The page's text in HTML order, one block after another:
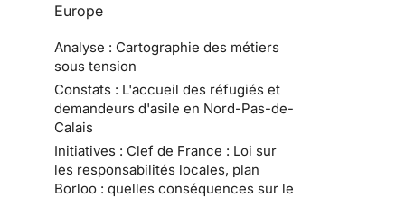
Europe
Analyse : Cartographie des métiers
sous tension
Constats : L'accueil des réfugiés et
demandeurs d'asile en Nord-Pas-de-
Calais
Initiatives : Clef de France : Loi sur
les responsabilités locales, plan
Borloo : quelles conséquences sur le